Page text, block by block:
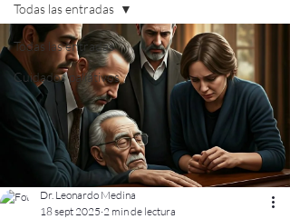
Todas las entradas
Cuidados paliativos
Todas las entradas
Dr. Leonardo Medina
18 sept 2025 2 min de lectura